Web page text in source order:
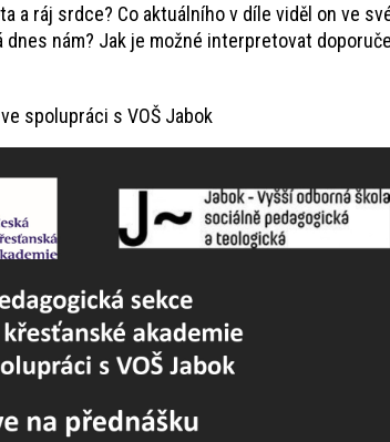
a ráj srdce? Co aktuálního v díle viděl on ve
nám? Jak je možné interpretovat
spolupráci s VOŠ Jabok